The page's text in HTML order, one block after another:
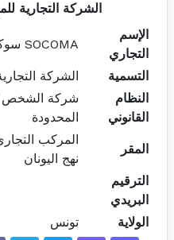
الشركة التجارية
الإسم
التجاري
SOCOMA سوكوما
التسمية
الشركة
النظام
القانوني
شركة الشخص
المحدودة
المقر
نهج اليونان
الترقيم
البريدي
الولاية
تونس